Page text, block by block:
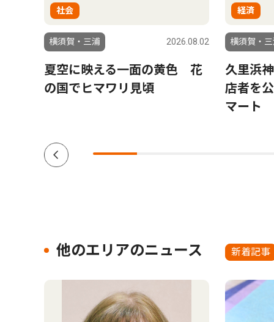
社会
横須賀・三浦 2026.08.02
夏空に映える一面の黄色 花
の国でヒマワリ見頃
経済
横須賀・
久里浜
店者を
マート
他のエリアのニュース 新着記事